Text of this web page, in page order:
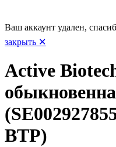
Ваш аккаунт удален,
закрыть ✕
Active
BTP)